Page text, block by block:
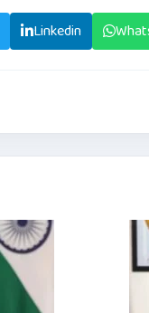
Linkedin